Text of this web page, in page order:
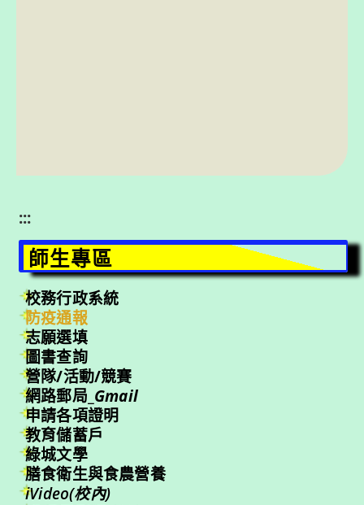
:::
師生專區
校務行政系統
防疫通報
志願選填
圖書查詢
營隊/活動/競賽
網路郵局_ Gmail
申請各項證明
教育儲蓄戶
綠城文學
膳食衛生與食農營養
iVideo(校內)